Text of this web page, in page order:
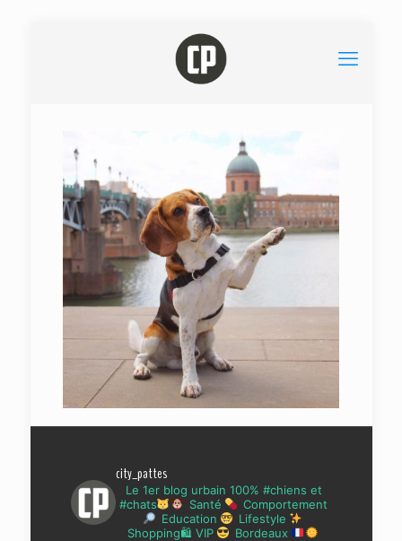
city_pattes
Le 1er blog urbain 100% #chiens et
#chats
Santé
Comportement
Education
Lifestyle
Shopping🛍 VIP
Bordeaux